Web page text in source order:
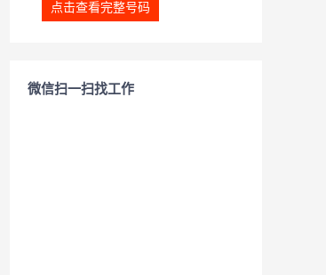
点击查看完整号码
微信扫一扫找工作